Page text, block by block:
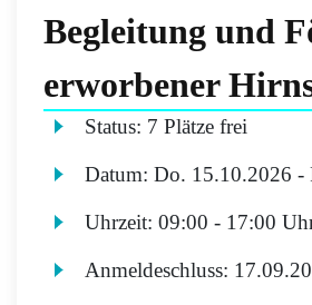
Begleitung und
erworbener
Status: 7 Plätze frei
Datum:Do. 15.10.2026 -
Uhrzeit:09:00 - 17:00
Anmeldeschluss: